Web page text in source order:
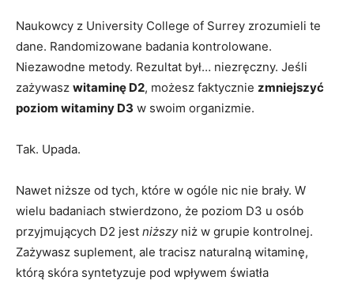
Naukowcy z University College of Surrey zrozumieli te
dane. Randomizowane badania kontrolowane.
Niezawodne metody. Rezultat był… niezręczny. Jeśli
zażywasz witaminę D2, możesz faktycznie zmniejszyć
poziom witaminy D3 w swoim organizmie.
Tak. Upada.
Nawet niższe od tych, które w ogóle nic nie brały. W
wielu badaniach stwierdzono, że poziom D3 u osób
przyjmujących D2 jest niższyniż w grupie kontrolnej.
Zażywasz suplement, ale tracisz naturalną witaminę,
którą skóra syntetyzuje pod wpływem światła